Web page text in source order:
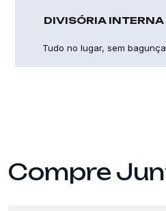
DIVISÓRIA INTERNA
Tudo no lugar, sem bagunça